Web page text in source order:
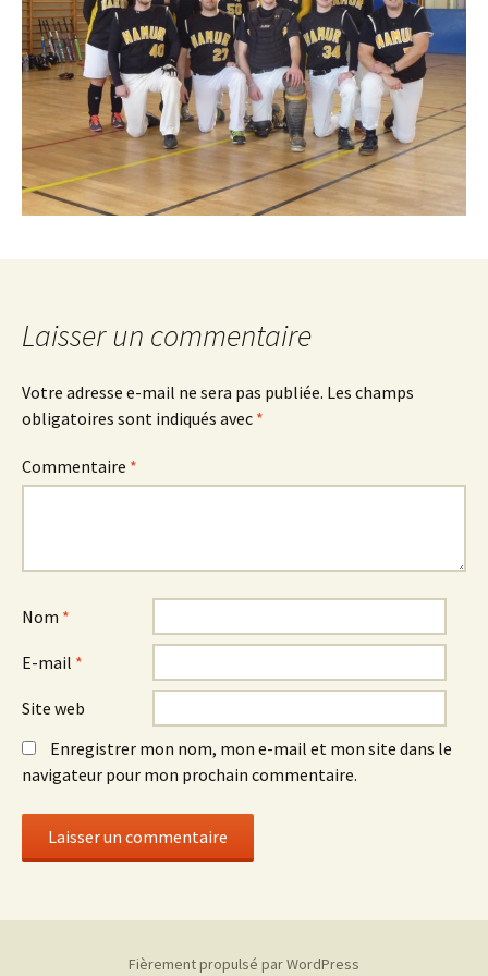
Laisser un commentaire
Votre adresse e-mail ne sera pas publiée. Les champs
obligatoires sont indiqués avec *
Commentaire *
Nom *
E-mail *
Site web
Enregistrer mon nom, mon e-mail et mon site dans le
navigateur pour mon prochain commentaire.
Fièrement propulsé par WordPress